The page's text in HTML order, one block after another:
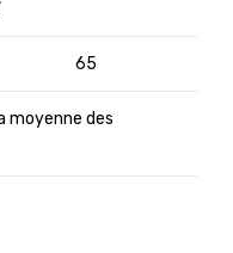
65
moyenne des